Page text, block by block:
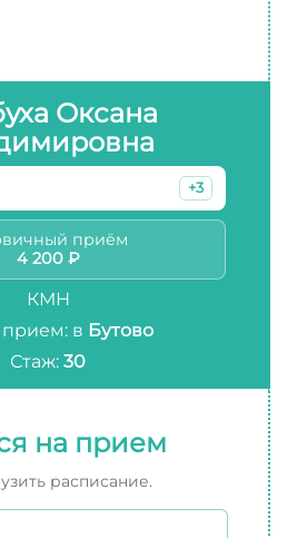
Оксана
+3
приём
4 200 ₽
КМН
прием: в Бутово
Стаж: 30
на прием
расписание.